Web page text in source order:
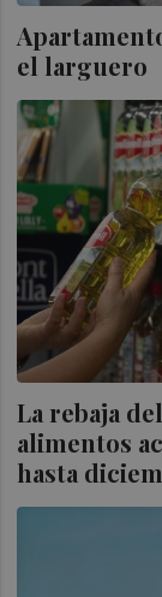
el larguero
La rebaja
alimentos
hasta